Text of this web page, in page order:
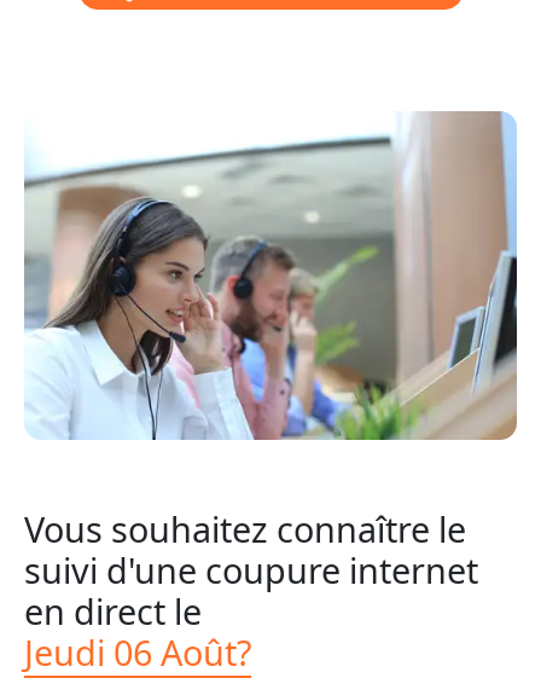
Vous souhaitez connaître le
suivi d'une coupure internet
en direct le
Jeudi 06 Août?